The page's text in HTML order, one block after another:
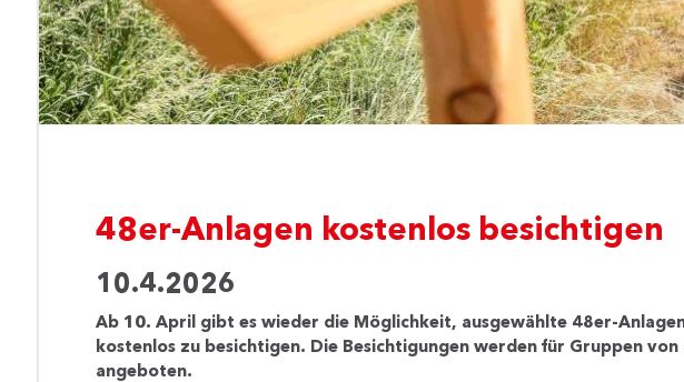
48er-Anlagen kostenlos besichtigen
10.4.2026
Ab 10. April gibt es wieder die Möglichkeit, ausgewählte 48er-
kostenlos zu besichtigen. Die Besichtigungen werden für Gruppen von
angeboten.